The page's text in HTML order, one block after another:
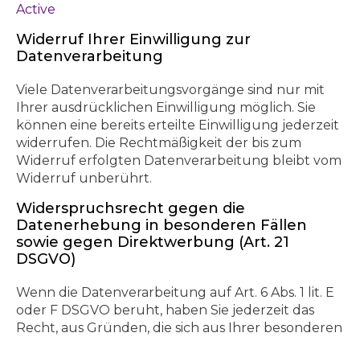
Active
Widerruf Ihrer Einwilligung zur
Datenverarbeitung
Viele Datenverarbeitungsvorgänge sind nur mit
Ihrer ausdrücklichen Einwilligung möglich. Sie
können eine bereits erteilte Einwilligung jederzeit
widerrufen. Die Rechtmäßigkeit der bis zum
Widerruf erfolgten Datenverarbeitung bleibt vom
Widerruf unberührt.
Widerspruchsrecht gegen die
Datenerhebung in besonderen Fällen
sowie gegen Direktwerbung (Art. 21
DSGVO)
Wenn die Datenverarbeitung auf Art. 6 Abs. 1 lit. E
oder F DSGVO beruht, haben Sie jederzeit das
Recht, aus Gründen, die sich aus Ihrer besonderen